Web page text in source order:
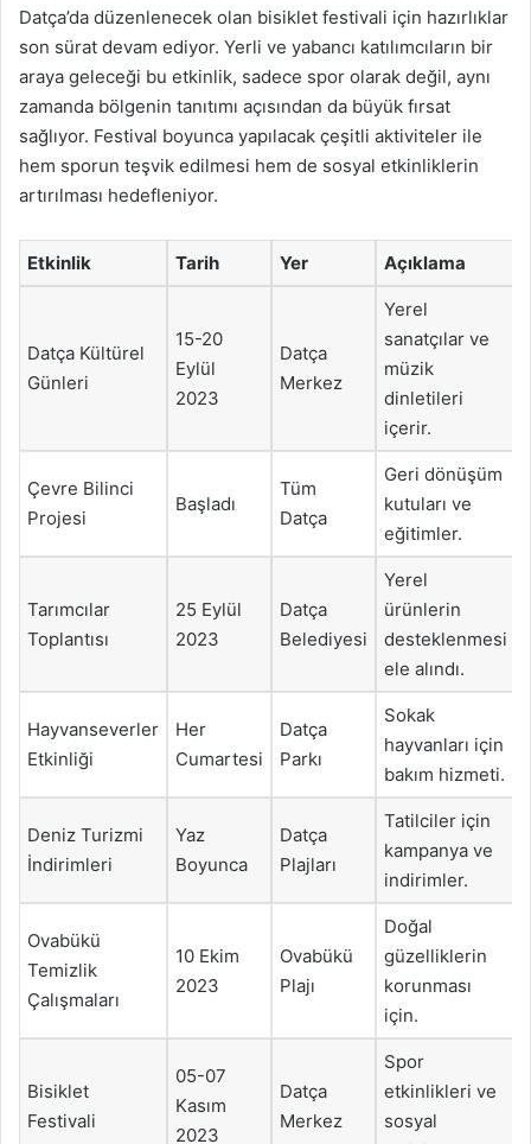
Datça’da düzenlenecek olan bisiklet festivali için hazırlıklar
son sürat devam ediyor. Yerli ve yabancı katılımcıların bir
araya geleceği bu etkinlik, sadece spor olarak değil, aynı
zamanda bölgenin tanıtımı açısından da büyük fırsat
sağlıyor. Festival boyunca yapılacak çeşitli aktiviteler ile
hem sporun teşvik edilmesi hem de sosyal etkinliklerin
artırılması hedefleniyor.
Etkinlik Tarih Yer Açıklama
Datça Kültürel
Günleri
15-20
Eylül
2023
Datça
Merkez
Yerel
sanatçılar ve
müzik
dinletileri
içerir.
Çevre Bilinci
Projesi
Başladı
Tüm
Datça
Geri dönüşüm
kutuları ve
eğitimler.
Tarımcılar
Toplantısı
25 Eylül
2023
Datça
Belediyesi
Yerel
ürünlerin
desteklenmesi
ele alındı.
Hayvanseverler
Etkinliği
Her
Cumartesi
Datça
Parkı
Sokak
hayvanları için
bakım hizmeti.
Deniz Turizmi
İndirimleri
Yaz
Boyunca
Datça
Plajları
Tatilciler için
kampanya ve
indirimler.
Ovabükü
Temizlik
Çalışmaları
10 Ekim
2023
Ovabükü
Plajı
Doğal
güzelliklerin
korunması
için.
Bisiklet
Festivali
05-07
Kasım
2023
Datça
Merkez
Spor
etkinlikleri ve
sosyal